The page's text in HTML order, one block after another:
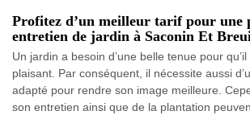
Profitez d’un meilleur tarif pour une
entretien de jardin à Saconin Et
Un jardin a besoin d’une belle tenue pour
plaisant. Par conséquent, il nécessite aussi
adapté pour rendre son image meilleure.
son entretien ainsi que de la plantation